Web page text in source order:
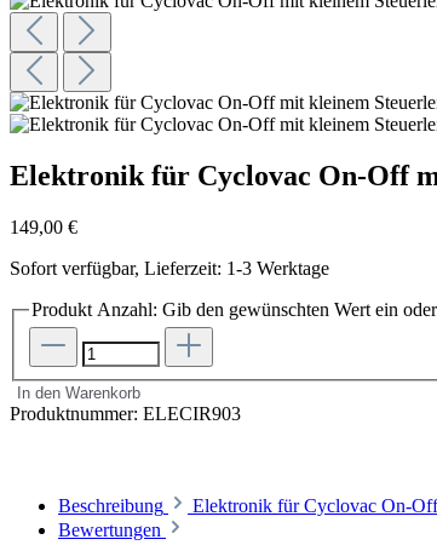
Elektronik für Cyclovac On-Off
149,00 €
Sofort verfügbar, Lieferzeit: 1-3 Werktage
Produkt Anzahl: Gib den gewünschten Wert ein
In den Warenkorb
Produktnummer: ELECIR903
Beschreibung Elektronik für Cyclovac On-
Bewertungen